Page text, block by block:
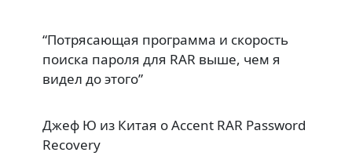
“Потрясающая программа и скорость
поиска пароля для RAR выше, чем я
видел до этого”
Джеф Ю из Китая оAccent RAR Password
Recovery